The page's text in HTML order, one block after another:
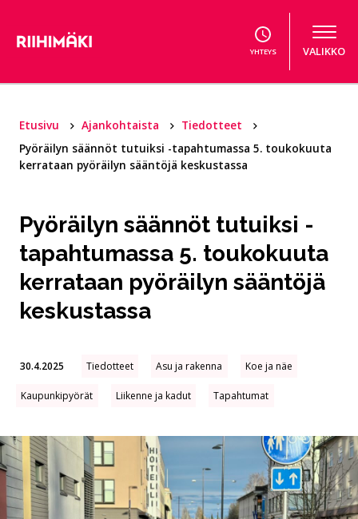
YHTEYS VALIKKO
Etusivu Ajankohtaista
Tiedotteet
Pyöräilyn säännöt tutuiksi -tapahtumassa 5. toukokuuta
kerrataan pyöräilyn sääntöjä keskustassa
Pyöräilyn säännöt tutuiksi -
tapahtumassa 5. toukokuuta
kerrataan pyöräilyn sääntöjä
keskustassa
30.4.2025 Tiedotteet Asu ja rakenna Koe ja näe
Kaupunkipyörät Liikenne ja kadut Tapahtumat